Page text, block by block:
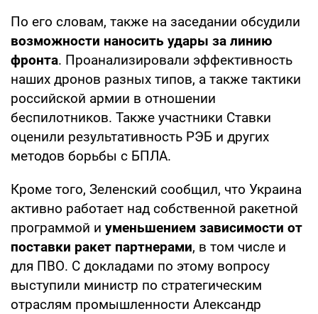
По его словам, также на заседании обсудили
возможности наносить удары за линию
фронта. Проанализировали эффективность
наших дронов разных типов, а также тактики
российской армии в отношении
беспилотников. Также участники Ставки
оценили результативность РЭБ и других
методов борьбы с БПЛА.
Кроме того, Зеленский сообщил, что Украина
активно работает над собственной ракетной
программой и уменьшением зависимости от
поставки ракет партнерами, в том числе и
для ПВО. С докладами по этому вопросу
выступили министр по стратегическим
отраслям промышленности Александр